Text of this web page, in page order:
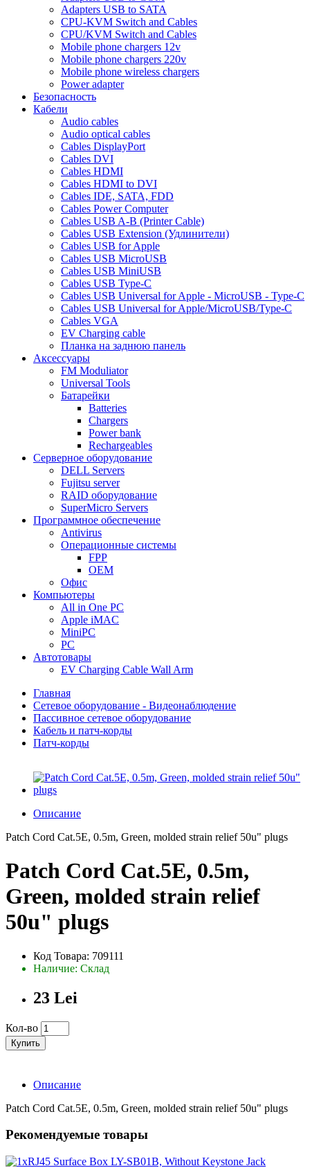
Adapters USB to SATA
CPU-KVM Switch and Cables
CPU/KVM Switch and Cables
Mobile phone chargers 12v
Mobile phone chargers 220v
Mobile phone wireless chargers
Power adapter
Безопасность
Кабели
Audio cables
Audio optical cables
Cables DisplayPort
Cables DVI
Cables HDMI
Cables HDMI to DVI
Cables IDE, SATA, FDD
Cables Power Computer
Cables USB A-B (Printer Cable)
Cables USB Extension (Удлинители)
Cables USB for Apple
Cables USB MicroUSB
Cables USB MiniUSB
Cables USB Type-C
Cables USB Universal for Apple - MicroUSB - Type-C
Cables USB Universal for Apple/MicroUSB/Type-C
Cables VGA
EV Charging cable
Планка на заднюю панель
Аксессуары
FM Moduliator
Universal Tools
Батарейки
Batteries
Chargers
Power bank
Rechargeables
Серверное оборудование
DELL Servers
Fujitsu server
RAID оборудование
SuperMicro Servers
Программное обеспечение
Antivirus
Операционные системы
FPP
OEM
Офис
Компьютеры
All in One PC
Apple iMAC
MiniPC
PC
Автотовары
EV Charging Cable Wall Arm
Главная
Сетевое оборудование - Видеонаблюдение
Пассивное сетевое оборудование
Кабель и патч-корды
Патч-корды
Описание
Patch Cord Cat.5E, 0.5m, Green, molded strain relief 50u" plugs
Patch Cord Cat.5E, 0.5m,
Green, molded strain relief
50u" plugs
Код Товара: 709111
Наличие: Склад
23 Lei
Кол-во
Купить
Описание
Patch Cord Cat.5E, 0.5m, Green, molded strain relief 50u" plugs
Рекомендуемые товары